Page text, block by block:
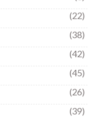
(22)
(38)
(42)
(45)
(26)
(39)